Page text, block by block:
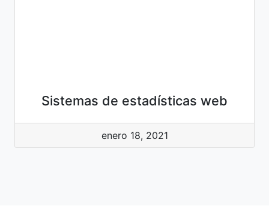
Sistemas de estadísticas web
enero 18, 2021